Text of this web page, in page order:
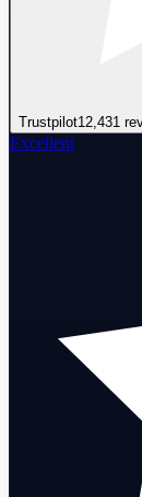
Trustpilot12,431
Excellent